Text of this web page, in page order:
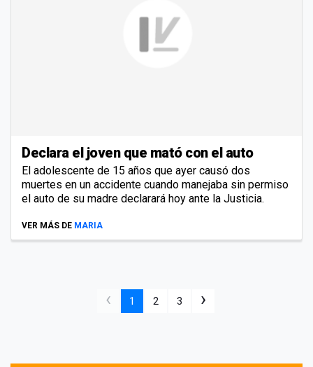
Declara el joven que mató con el auto
El adolescente de 15 años que ayer causó dos
muertes en un accidente cuando manejaba sin permiso
el auto de su madre declarará hoy ante la Justicia.
VER MÁS DE MARIA
‹ 1 2 3 ›